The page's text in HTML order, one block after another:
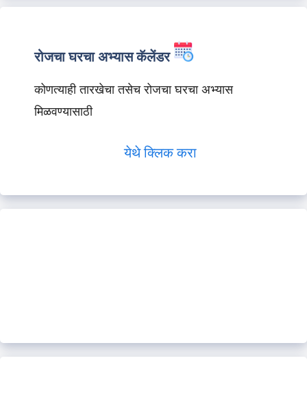
रोजचा घरचा अभ्यास कॅलेंडर
कोणत्याही तारखेचा तसेच रोजचा घरचा अभ्यास
मिळवण्यासाठी
येथे क्लिक करा